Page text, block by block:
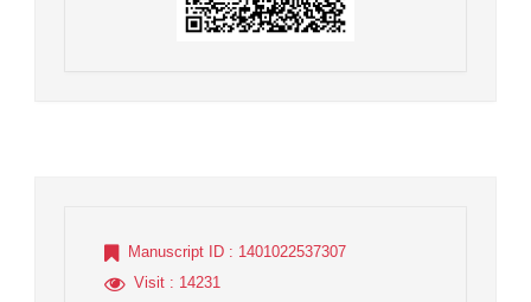
Manuscript ID : 1401022537307
Visit : 14231